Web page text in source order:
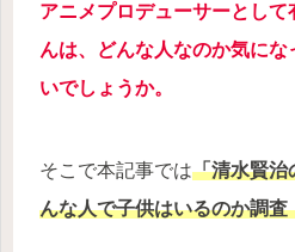
アニメプロデューサーとして
んは、どんな人なのか気に
いでしょうか。
そこで本記事では「清水賢治
んな人で子供はいるのか調査